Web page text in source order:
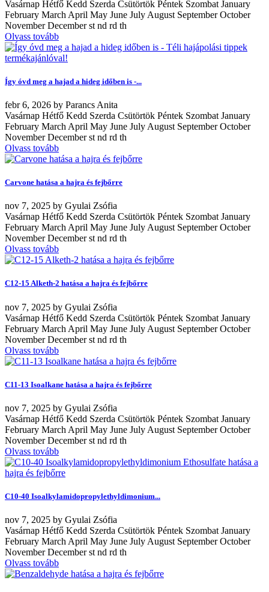
Vasárnap Hétfő Kedd Szerda Csütörtök Péntek Szombat January
February March April May June July August September October
November December st nd rd th
Olvass tovább
Így óvd meg a hajad a hideg időben is -...
febr6, 2026 by Parancs Anita
Vasárnap Hétfő Kedd Szerda Csütörtök Péntek Szombat January
February March April May June July August September October
November December st nd rd th
Olvass tovább
Carvone hatása a hajra és fejbőrre
nov 7, 2025 by Gyulai Zsófia
Vasárnap Hétfő Kedd Szerda Csütörtök Péntek Szombat January
February March April May June July August September October
November December st nd rd th
Olvass tovább
C12-15 Alketh-2 hatása a hajra és fejbőrre
nov 7, 2025 by Gyulai Zsófia
Vasárnap Hétfő Kedd Szerda Csütörtök Péntek Szombat January
February March April May June July August September October
November December st nd rd th
Olvass tovább
C11-13 Isoalkane hatása a hajra és fejbőrre
nov 7, 2025 by Gyulai Zsófia
Vasárnap Hétfő Kedd Szerda Csütörtök Péntek Szombat January
February March April May June July August September October
November December st nd rd th
Olvass tovább
C10-40 Isoalkylamidopropylethyldimonium...
nov 7, 2025 by Gyulai Zsófia
Vasárnap Hétfő Kedd Szerda Csütörtök Péntek Szombat January
February March April May June July August September October
November December st nd rd th
Olvass tovább